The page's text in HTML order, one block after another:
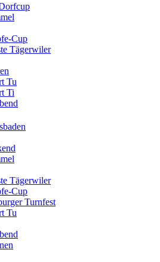
Cup
Tägerwiler
Tu
Ti
Tägerwiler
Cup
Turnfest
Tu